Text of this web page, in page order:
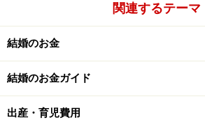
関連するテーマ
結婚のお金
結婚のお金ガイド
出産・育児費用